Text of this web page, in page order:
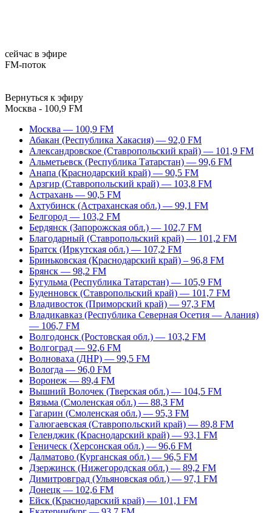
сейчас в эфире
FM-поток
Вернуться к эфиру
Москва - 100,9 FM
Москва — 100,9 FM
Абакан (Республика Хакасия) — 92,0 FM
Александровское (Ставропольский край) — 101,9 FM
Альметьевск (Республика Татарстан) — 99,6 FM
Анапа (Краснодарский край) — 90,5 FM
Арзгир (Ставропольский край) — 103,8 FM
Астрахань — 90,5 FM
Ахтубинск (Астраханская обл.) — 99,1 FM
Белгород — 103,2 FM
Бердянск (Запорожская обл.) — 102,7 FM
Благодарный (Ставропольский край) — 101,2 FM
Братск (Иркутская обл.) — 107,2 FM
Бриньковская (Краснодарский край) – 96,8 FM
Брянск — 98,2 FM
Бугульма (Республика Татарстан) — 105,9 FM
Буденновск (Ставропольский край) — 101,7 FM
Владивосток (Приморский край) — 97,3 FM
Владикавказ (Республика Северная Осетия — Алания)
— 106,7 FM
Волгодонск (Ростовская обл.) — 103,2 FM
Волгоград — 92,6 FM
Волноваха (ДНР) — 99,5 FM
Вологда — 96,0 FM
Воронеж — 89,4 FM
Вышний Волочек (Тверская обл.) — 104,5 FM
Вязьма (Смоленская обл.) — 88,3 FM
Гагарин (Смоленская обл.) — 95,3 FM
Галюгаевская (Ставропольский край) — 89,8 FM
Геленджик (Краснодарский край) — 93,1 FM
Геническ (Херсонская обл.) — 96,6 FM
Далматово (Курганская обл.) — 96,5 FM
Дзержинск (Нижегородская обл.) — 89,2 FM
Димитровград (Ульяновская обл.) — 97,1 FM
Донецк — 102,6 FM
Ейск (Краснодарский край) — 101,1 FM